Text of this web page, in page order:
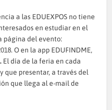
a las EDUEXPOS no tiene
en estudiar en el
página del evento:
. O en la app EDUFINDME,
. El día de la feria en cada
que presentar, a través del
que llega al e-mail de